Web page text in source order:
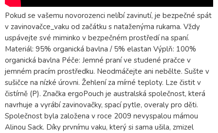
Pokud se vašemu novorozenci nelíbí zavinutí, je bezpečné spát
v zavinovačce_vaku od začátku s nataženýma rukama. Vždy
uspávejte své miminko v bezpečném prostředí na spaní.
Materiál: 95% organická bavlna / 5% elastan Výplň: 100%
organická bavlna Péče: Jemné praní ve studené pračce v
jemném pracím prostředku. Neodmáčejte ani nebělte. Sušte v
sušičce na nízké úrovni. Žehlení za mírné teploty. Lze čistit v
čistírně (P). Značka ergoPouch je australská společnost, která
navrhuje a vyrábí zavinovačky, spací pytle, overaly pro děti.
Společnost byla založena v roce 2009 nevyspalou mámou
Alinou Sack. Díky prvnímu vaku, který si sama ušila, zmizel